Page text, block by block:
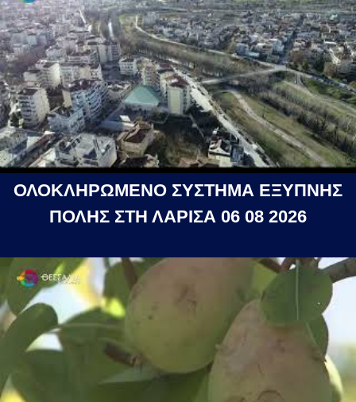
ΟΛΟΚΛΗΡΩΜΕΝΟ ΣΥΣΤΗΜΑ ΕΞΥΠΝΗΣ
ΠΟΛΗΣ ΣΤΗ ΛΑΡΙΣΑ 06 08 2026